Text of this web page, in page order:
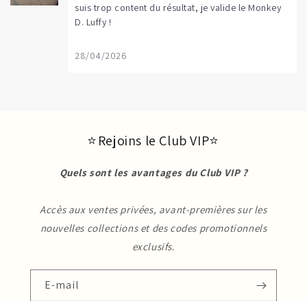
suis trop content du résultat, je valide le Monkey
D. Luffy !
28/04/2026
⭐ Rejoins le Club VIP⭐
Quels sont les avantages du Club VIP ?
Accès aux ventes privées, avant-premières sur les
nouvelles collections et des codes promotionnels
exclusifs.
E-mail